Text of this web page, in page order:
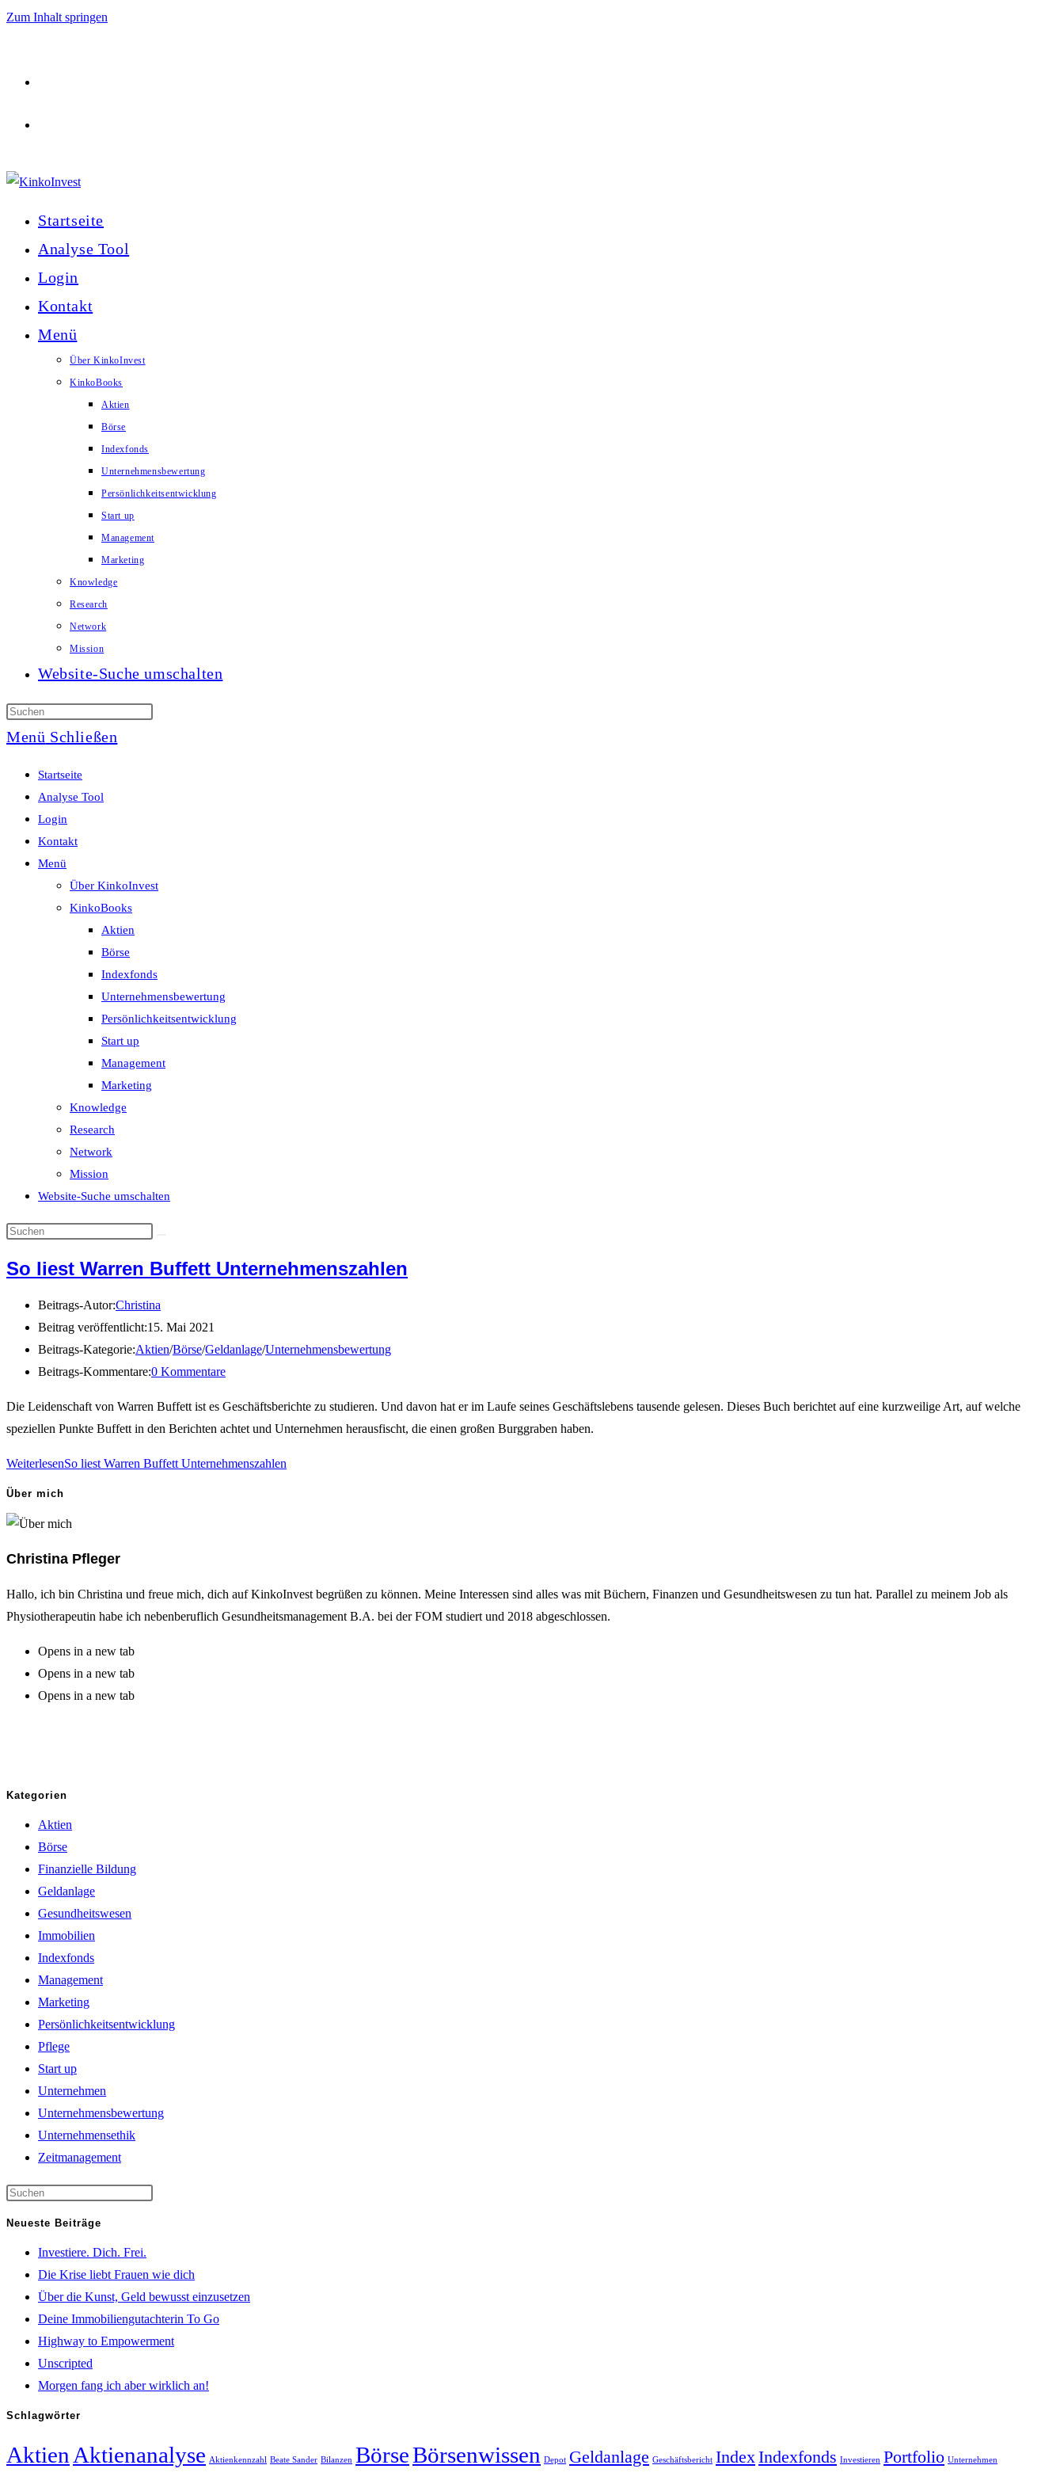
Zum Inhalt springen
Startseite
Analyse Tool
Login
Kontakt
Menü
Über KinkoInvest
KinkoBooks
Aktien
Börse
Indexfonds
Unternehmensbewertung
Persönlichkeitsentwicklung
Start up
Management
Marketing
Knowledge
Research
Network
Mission
Website-Suche umschalten
Menü Schließen
Startseite
Analyse Tool
Login
Kontakt
Menü
Über KinkoInvest
KinkoBooks
Aktien
Börse
Indexfonds
Unternehmensbewertung
Persönlichkeitsentwicklung
Start up
Management
Marketing
Knowledge
Research
Network
Mission
Website-Suche umschalten
So liest Warren Buffett Unternehmenszahlen
Beitrags-Autor:Christina
Beitrag veröffentlicht:15. Mai 2021
Beitrags-Kategorie:Aktien/Börse/Geldanlage/Unternehmensbewertung
Beitrags-Kommentare:0 Kommentare
Die Leidenschaft von Warren Buffett ist es Geschäftsberichte zu studieren. Und davon hat er im Laufe seines Geschäftslebens tausende gelesen. Dieses Buch berichtet auf eine kurzweilige Art, auf welche
speziellen Punkte Buffett in den Berichten achtet und Unternehmen herausfischt, die einen großen Burggraben haben.
WeiterlesenSo liest Warren Buffett Unternehmenszahlen
Über mich
Christina Pfleger
Hallo, ich bin Christina und freue mich, dich auf KinkoInvest begrüßen zu können. Meine Interessen sind alles was mit Büchern, Finanzen und Gesundheitswesen zu tun hat. Parallel zu meinem Job als
Physiotherapeutin habe ich nebenberuflich Gesundheitsmanagement B.A. bei der FOM studiert und 2018 abgeschlossen.
Opens in a new tab
Opens in a new tab
Opens in a new tab
Kategorien
Aktien
Börse
Finanzielle Bildung
Geldanlage
Gesundheitswesen
Immobilien
Indexfonds
Management
Marketing
Persönlichkeitsentwicklung
Pflege
Start up
Unternehmen
Unternehmensbewertung
Unternehmensethik
Zeitmanagement
Neueste Beiträge
Investiere. Dich. Frei.
Die Krise liebt Frauen wie dich
Über die Kunst, Geld bewusst einzusetzen
Deine Immobiliengutachterin To Go
Highway to Empowerment
Unscripted
Morgen fang ich aber wirklich an!
Schlagwörter
AktienAktienanalyse Aktienkennzahl Beate Sander Bilanzen BörseBörsenwissen Depot Geldanlage Geschäftsbericht IndexIndexfonds Investieren Portfolio Unternehmen